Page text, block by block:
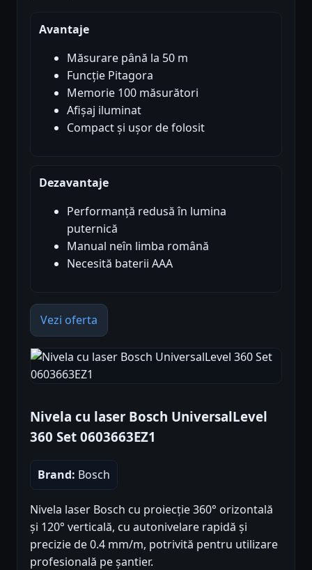
Avantaje
Măsurare până la 50 m
Funcție Pitagora
Memorie 100 măsurători
Afișaj iluminat
Compact și ușor de folosit
Dezavantaje
Performanță redusă în lumina
puternică
Manual neîn limba română
Necesită baterii AAA
Vezi oferta
Nivela cu laser Bosch UniversalLevel
360 Set 0603663EZ1
Brand: Bosch
Nivela laser Bosch cu proiecție 360° orizontală
și 120° verticală, cu autonivelare rapidă și
precizie de 0.4 mm/m, potrivită pentru utilizare
profesională pe șantier.